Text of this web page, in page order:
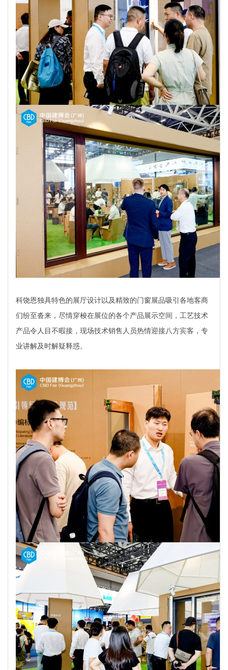
科饶恩独具特色的展厅设计以及精致的门窗展品吸引各地客商
们纷至沓来，尽情穿梭在展位的各个产品展示空间，工艺技术
产品令人目不暇接，现场技术销售人员热情迎接八方宾客，专
业讲解及时解疑释惑。